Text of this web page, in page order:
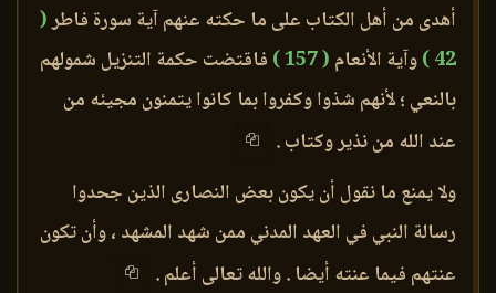
أهدى من أهل الكتاب على ما حكته عنهم آية سورة فاطر(
42 ) وآية الأنعام ( 157 )
فاقتضت حكمة التنزيل شمولهم
بالنعي ؛ لأنهم شذوا وكفروا بما كانوا يتمنون مجيئه من
عند الله من نذير وكتاب .
ولا يمنع ما نقول أن يكون بعض النصارى الذين جحدوا
رسالة النبي في العهد المدني ممن شهد المشهد ، وأن تكون
عنتهم فيما عنته أيضا . والله تعالى أعلم .